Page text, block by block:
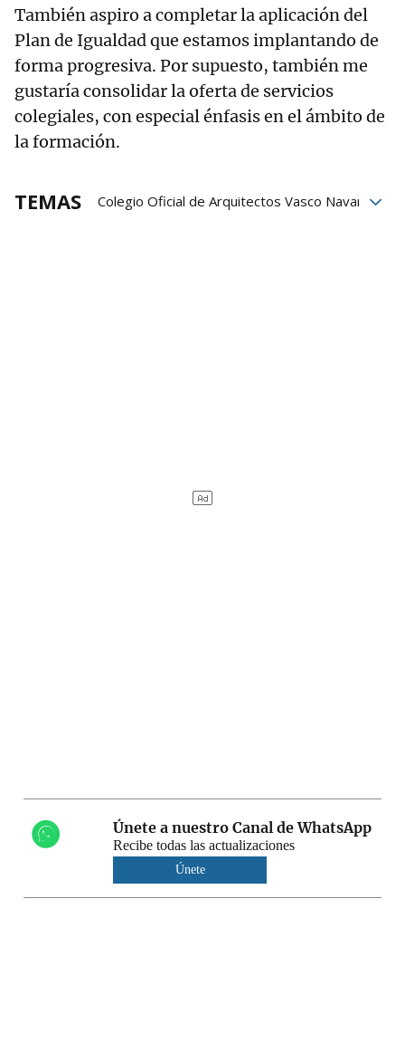
También aspiro a completar la aplicación del
Plan de Igualdad que estamos implantando de
forma progresiva. Por supuesto, también me
gustaría consolidar la oferta de servicios
colegiales, con especial énfasis en el ámbito de
la formación.
TEMAS
Colegio Oficial de Arquitectos Vasco Navarro
Únete a nuestro Canal de WhatsApp
Recibe todas las actualizaciones
Únete